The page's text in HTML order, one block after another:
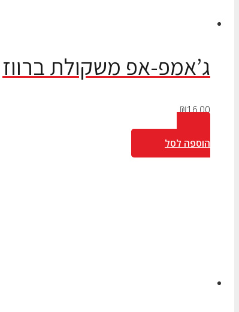
ג’אמפ-אפ משקולת ברווז
₪16.00
הוספה לסל